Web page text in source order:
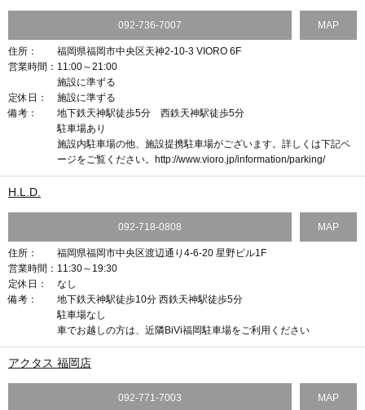
092-736-7007 MAP
住所：
福岡県福岡市中央区天神2-10-3 VIORO 6F
営業時間： 11:00～21:00
施設に準ずる
定休日：
施設に準ずる
備考：
地下鉄天神駅徒歩5分 西鉄天神駅徒歩5分
駐車場あり
施設内駐車場の他、施設提携駐車場がございます。詳しくは下記ペ
ージをご覧ください。http://www.vioro.jp/information/parking/
H.L.D.
092-718-0808 MAP
住所：
福岡県福岡市中央区渡辺通り4-6-20 星野ビル1F
営業時間： 11:30～19:30
定休日：
なし
備考：
地下鉄天神駅徒歩10分 西鉄天神駅徒歩5分
駐車場なし
車でお越しの方は、近隣BiVi福岡駐車場をご利用ください
アクタス 福岡店
092-771-7003 MAP